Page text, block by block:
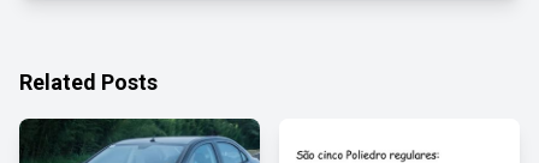
Related Posts